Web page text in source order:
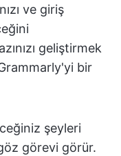
ve giriş
geliştirmek
bir
şeyleri
görevi görür.